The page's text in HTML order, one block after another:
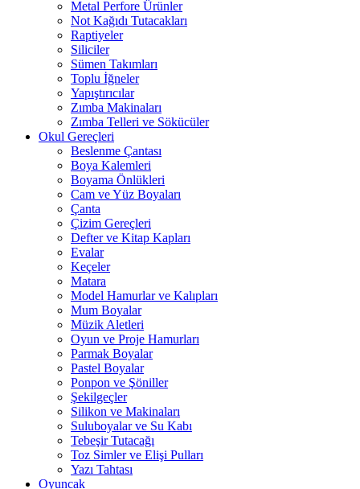
Metal Perfore Ürünler
Not Kağıdı Tutacakları
Raptiyeler
Siliciler
Sümen Takımları
Toplu İğneler
Yapıştırıcılar
Zımba Makinaları
Zımba Telleri ve Sökücüler
Okul Gereçleri
Beslenme Çantası
Boya Kalemleri
Boyama Önlükleri
Cam ve Yüz Boyaları
Çanta
Çizim Gereçleri
Defter ve Kitap Kapları
Evalar
Keçeler
Matara
Model Hamurlar ve Kalıpları
Mum Boyalar
Müzik Aletleri
Oyun ve Proje Hamurları
Parmak Boyalar
Pastel Boyalar
Ponpon ve Şöniller
Şekilgeçler
Silikon ve Makinaları
Suluboyalar ve Su Kabı
Tebeşir Tutacağı
Toz Simler ve Elişi Pulları
Yazı Tahtası
Oyuncak